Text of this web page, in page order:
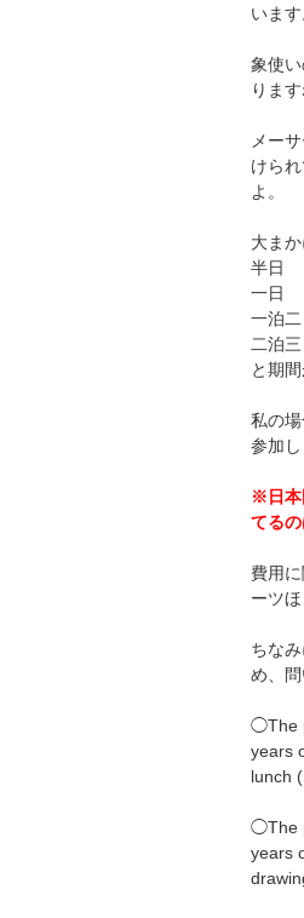
います
象使
ります
メー
けら
よ。
大まか
半日
一日
一泊二
二泊三
と期
私の
参加し
※日本
てる
費用
ーツ
ちな
め、
◯The
years
lunch
◯The
years